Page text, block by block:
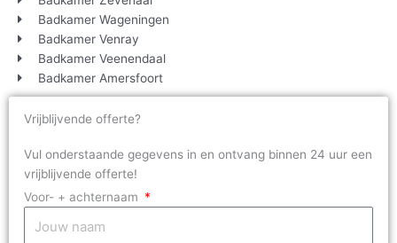
Badkamer Wageningen
Badkamer Venray
Badkamer Veenendaal
Badkamer Amersfoort
Vrijblijvende offerte?
Vul onderstaande gegevens in en ontvang binnen 24 uur een
vrijblijvende offerte!
Voor- + achternaam